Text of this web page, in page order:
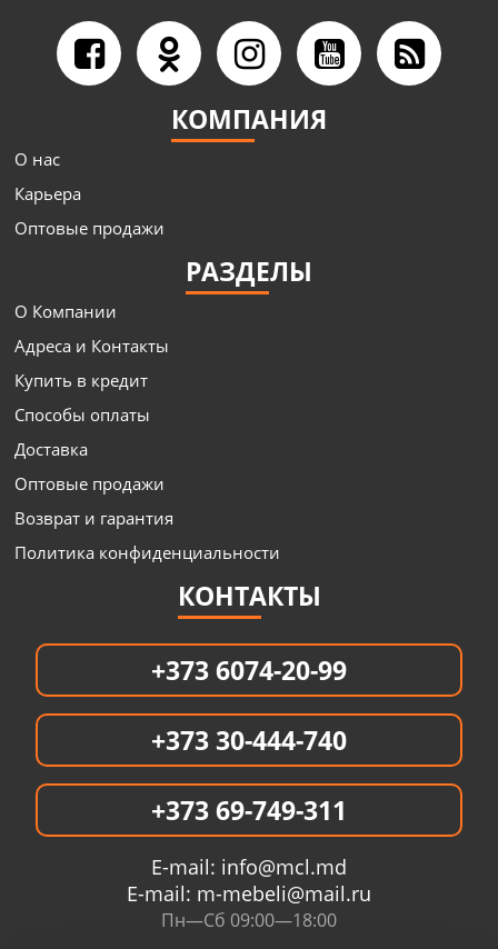
КОМПАНИЯ
О нас
Карьера
Оптовые продажи
РАЗДЕЛЫ
О Компании
Адреса и Контакты
Купить в кредит
Способы оплаты
Доставка
Оптовые продажи
Возврат и гарантия
Политика конфиденциальности
КОНТАКТЫ
+373 6074-20-99
+373 30-444-740
+373 69-749-311
E-mail: info@mcl.md
E-mail: m-mebeli@mail.ru
Пн—Сб 09:00—18:00